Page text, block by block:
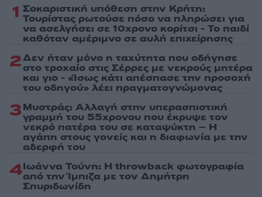
1 Σοκαριστική υπόθεση στην Κρήτη:
Τουρίστας ρωτούσε πόσο να πληρώσει για
να ασελγήσει σε 10χρονο κορίτσι - Το παιδί
καθόταν αμέριμνο σε αυλή επιχείρησης
2Δεν ήταν μόνο η ταχύτητα που οδήγησε
στο τροχαίο στις Σέρρες με νεκρούς μητέρα
και γιο - «Ίσως κάτι απέσπασε την προσοχή
του οδηγού» λέει πραγματογνώμονας
3Μυστράς: Αλλαγή στην υπερασπιστική
γραμμή του 55χρονου που έκρυψε τον
νεκρό πατέρα του σε καταψύκτη – Η
αγάπη στους γονείς και η διαφωνία με την
αδερφή του
4Ιωάννα Τούνη: Η throwback φωτογραφία
από την Ίμπιζα με τον Δημήτρη
Σπυριδωνίδη